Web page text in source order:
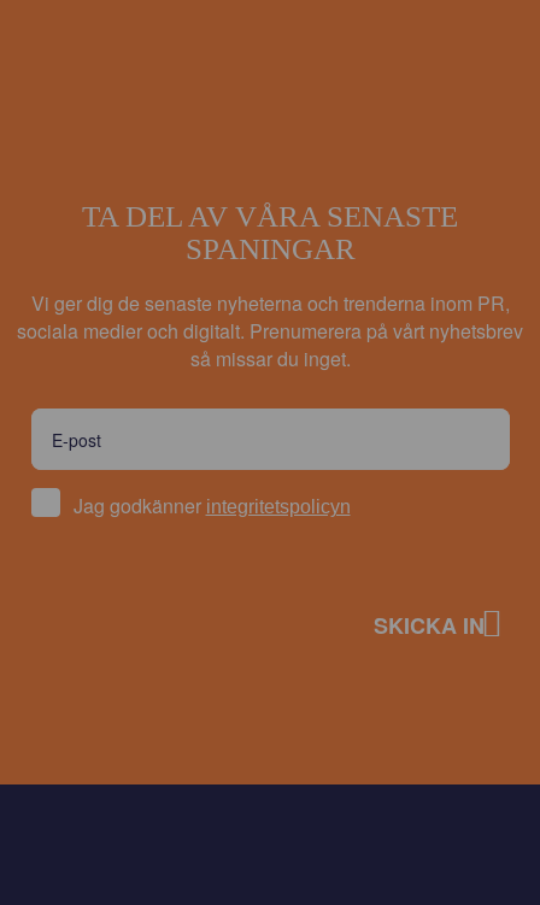
TA DEL AV VÅRA SENASTE
SPANINGAR
Vi ger dig de senaste nyheterna och trenderna inom PR,
sociala medier och digitalt. Prenumerera på vårt nyhetsbrev
så missar du inget.
Jag godkänner integritetspolicyn